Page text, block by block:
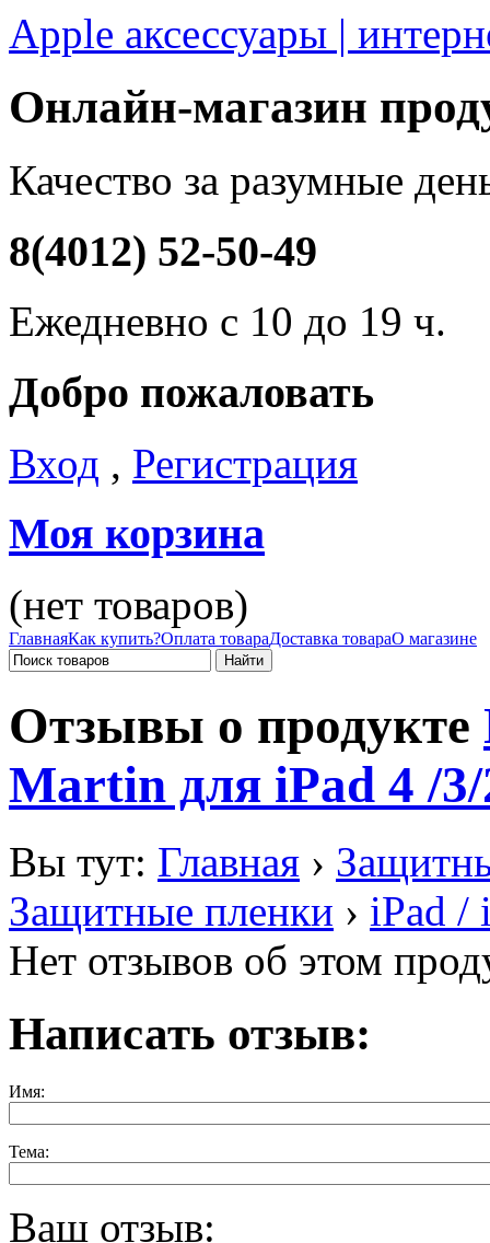
Apple аксессуары |
Онлайн-магазин
Качество за разумные
8(4012) 52-50-49
Ежедневно с 10 до 19 ч.
Добро пожаловать
Вход , Регистрация
Моя корзина
(нет товаров)
ГлавнаяКак купить?Оплата товараДоставка товараО магазине
Отзывы о продукте
Martin для iPad 4 /3/
Вы тут: Главная ›
Защитные пленки › iPad /
Нет отзывов об этом
Написать отзыв:
Имя:
Тема:
Ваш отзыв: